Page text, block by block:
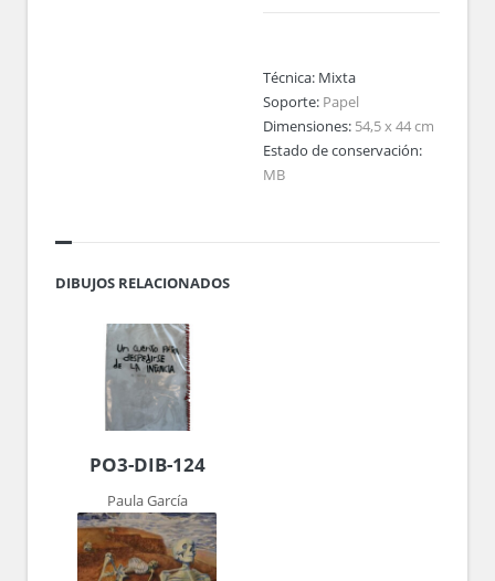
Técnica: Mixta
Soporte: Papel
Dimensiones: 54,5 x 44 cm
Estado de conservación:
MB
DIBUJOS RELACIONADOS
PO3-DIB-124
Paula García